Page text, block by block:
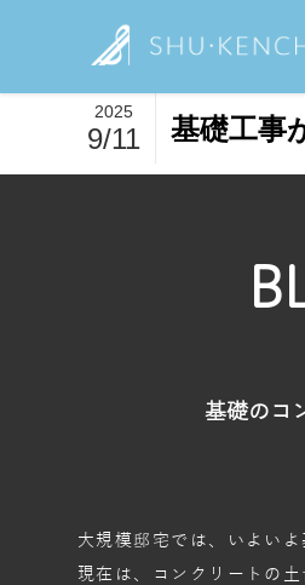
基礎工事
2025
9/11
基礎のコ
大規模邸宅では、いよい
現在は、コンクリートの